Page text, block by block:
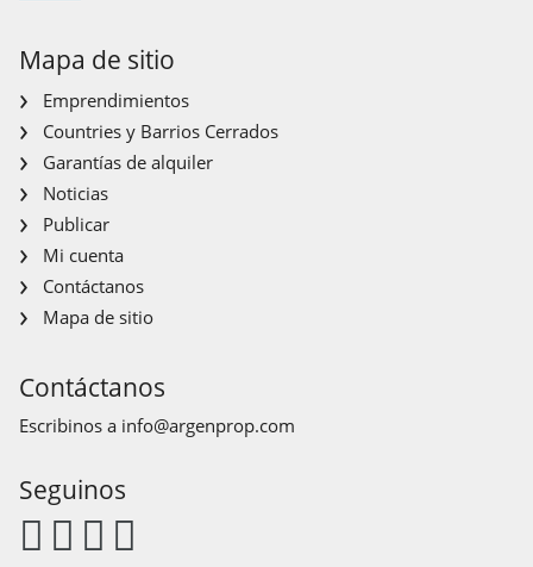
Mapa de sitio
Emprendimientos
Countries y Barrios Cerrados
Garantías de alquiler
Noticias
Publicar
Mi cuenta
Contáctanos
Mapa de sitio
Contáctanos
Escribinos a info@argenprop.com
Seguinos